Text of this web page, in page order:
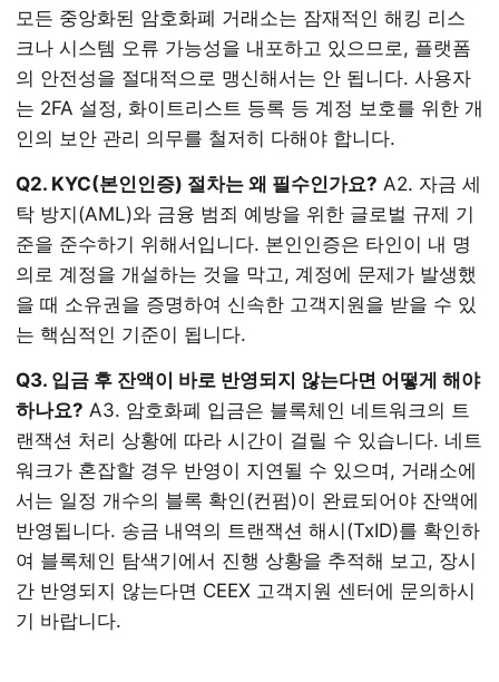
모든 중앙화된 암호화폐 거래소는 잠재적인 해킹 리스
크나 시스템 오류 가능성을 내포하고 있으므로, 플랫폼
의 안전성을 절대적으로 맹신해서는 안 됩니다. 사용자
는 2FA 설정, 화이트리스트 등록 등 계정 보호를 위한 개
인의 보안 관리 의무를 철저히 다해야 합니다.
Q2. KYC(본인인증) 절차는 왜 필수인가요? A2. 자금 세
탁 방지(AML)와 금융 범죄 예방을 위한 글로벌 규제 기
준을 준수하기 위해서입니다. 본인인증은 타인이 내 명
의로 계정을 개설하는 것을 막고, 계정에 문제가 발생했
을 때 소유권을 증명하여 신속한 고객지원을 받을 수 있
는 핵심적인 기준이 됩니다.
Q3. 입금 후 잔액이 바로 반영되지 않는다면 어떻게 해야
하나요? A3. 암호화폐 입금은 블록체인 네트워크의 트
랜잭션 처리 상황에 따라 시간이 걸릴 수 있습니다. 네트
워크가 혼잡할 경우 반영이 지연될 수 있으며, 거래소에
서는 일정 개수의 블록 확인(컨펌)이 완료되어야 잔액에
반영됩니다. 송금 내역의 트랜잭션 해시(TxID)를 확인하
여 블록체인 탐색기에서 진행 상황을 추적해 보고, 장시
간 반영되지 않는다면 CEEX 고객지원 센터에 문의하시
기 바랍니다.